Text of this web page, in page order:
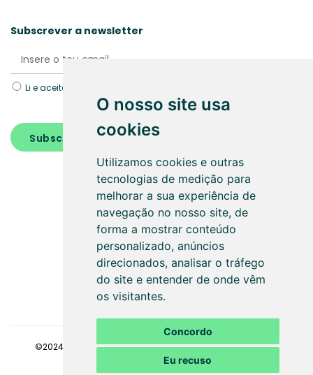
O nosso site usa
cookies
Utilizamos cookies e outras
tecnologias de medição para
melhorar a sua experiência de
navegação no nosso site, de
forma a mostrar conteúdo
personalizado, anúncios
direcionados, analisar o tráfego
do site e entender de onde vêm
os visitantes.
Concordo
Eu recuso
Subscrever a newsletter
Li e aceito a Política de
Subscrever
SEGUE-NOS
©2024 Faaz - Gestão de condomínios. Todos os direitos
reservados